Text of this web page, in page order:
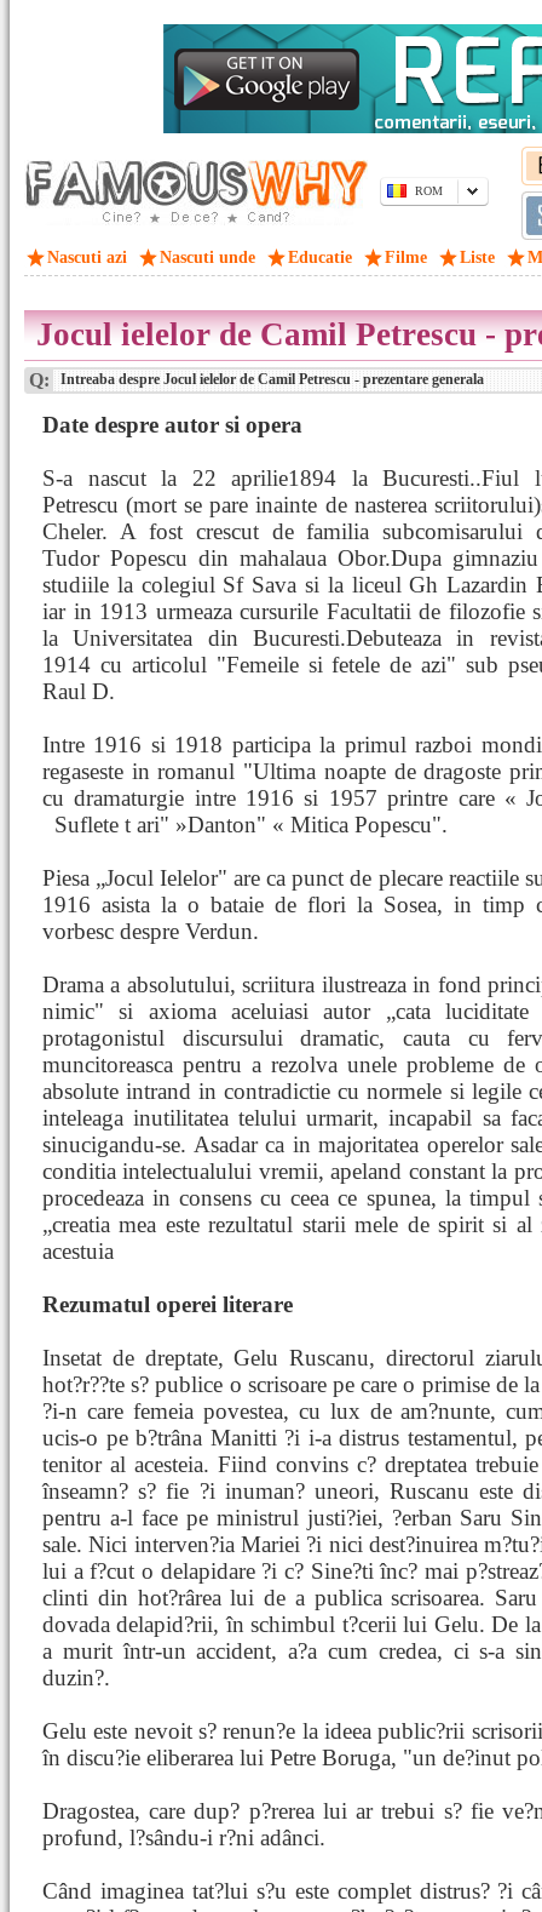
ROM
Nascuti azi Nascuti unde Educatie Filme Liste
Jocul ielelor de Camil Petrescu -
Q: Intreaba despre Jocul ielelor de Camil Petrescu - prezentare generala
Date despre autor si opera
S-a nascut la 22 aprilie1894 la Bucuresti..Fiul
Petrescu (mort se pare inainte de nasterea
Cheler. A fost crescut de familia subcomisarului
Tudor Popescu din mahalaua Obor.Dupa
studiile la colegiul Sf Sava si la liceul Gh Lazardin
iar in 1913 urmeaza cursurile Facultatii de filozofie
la Universitatea din Bucuresti.Debuteaza in
1914 cu articolul "Femeile si fetele de azi" sub
Raul D.
Intre 1916 si 1918 participa la primul razboi
regaseste in romanul "Ultima noapte de dragoste
cu dramaturgie intre 1916 si 1957 printre care «
Suflete t ari" »Danton" « Mitica Popescu".
Piesa „Jocul Ielelor" are ca punct de plecare reactiile
1916 asista la o bataie de flori la Sosea, in timp
vorbesc despre Verdun.
Drama a absolutului, scriitura ilustreaza in fond
nimic" si axioma aceluiasi autor „cata luciditate
protagonistul discursului dramatic, cauta cu
muncitoreasca pentru a rezolva unele probleme
absolute intrand in contradictie cu normele si legile
inteleaga inutilitatea telului urmarit, incapabil sa
sinucigandu-se. Asadar ca in majoritatea operelor
conditia intelectualului vremii, apeland constant la
procedeaza in consens cu ceea ce spunea, la
„creatia mea este rezultatul starii mele de spirit si
acestuia
Rezumatul operei literare
Insetat de dreptate, Gelu Ruscanu, directorul
hot?r??te s? publice o scrisoare pe care o primise de
?i-n care femeia povestea, cu lux de am?nunte,
ucis-o pe b?trâna Manitti ?i i-a distrus testamentul,
tenitor al acesteia. Fiind convins c? dreptatea
înseamn? s? fie ?i inuman? uneori, Ruscanu este
pentru a-l face pe ministrul justi?iei, ?erban Saru
sale. Nici interven?ia Mariei ?i nici dest?inuirea
lui a f?cut o delapidare ?i c? Sine?ti înc? mai
clinti din hot?rârea lui de a publica scrisoarea.
dovada delapid?rii, în schimbul t?cerii lui Gelu. De
a murit într-un accident, a?a cum credea, ci s-a
duzin?.
Gelu este nevoit s? renun?e la ideea public?rii
în discu?ie eliberarea lui Petre Boruga, "un de?inut
Dragostea, care dup? p?rerea lui ar trebui s? fie
profund, l?sându-i r?ni adânci.
Când imaginea tat?lui s?u este complet distrus? ?i